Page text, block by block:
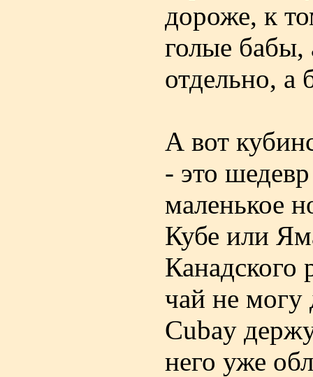
дороже, к
голые бабы,
отдельно, а
А вот
- это
маленькое
Кубе или
Канадского
чай не могу
Cubay
него уже